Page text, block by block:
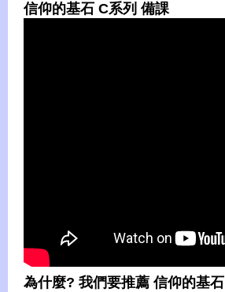
信仰的基石 C系列 備課
為什麼? 我們要推薦 信仰的基石